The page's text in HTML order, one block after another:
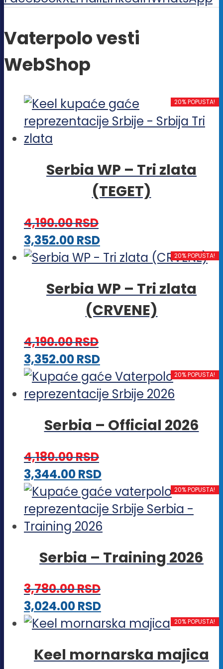
Vaterpolo vesti
WebShop
20% POPUSTA!
Serbia WP – Tri zlata
(TEGET)
4,190.00RSD
3,352.00RSDOvaj
proizvod
više
varijanti.
biti
izabrane
na
proizvoda.
20% POPUSTA!
Serbia WP – Tri zlata
(CRVENE)
4,190.00RSD
3,352.00RSDOvaj
proizvod
ima
varijanti.
biti
izabrane
na
stranici
proizvoda.
20% POPUSTA!
Serbia – Official 2026
4,180.00RSD
3,344.00RSDOvaj
proizvod
ima
više
Opcije
na
stranici
proizvoda.
20% POPUSTA!
Serbia – Training 2026
3,780.00RSD
3,024.00RSDOvaj
proizvod
više
20% POPUSTA!
Keel mornarska majica